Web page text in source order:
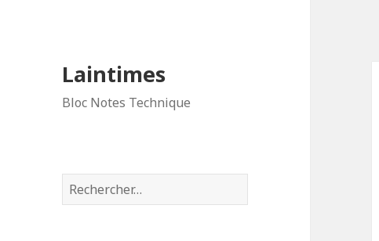
Laintimes
Bloc Notes Technique
Rechercher :